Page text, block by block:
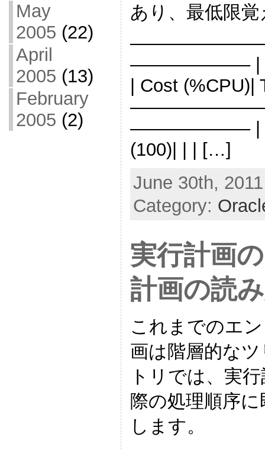
May
2005 (22)
April
2005 (13)
February
2005 (2)
あり、最低限
——————– | Id |
| Cost (%CPU)|
——————– | 0 |
(100)| | | […]
June 30th,
Category:
実行計画
計画の読
これまでのエ
画は階層的な
トリでは、実
際の処理順序
します。